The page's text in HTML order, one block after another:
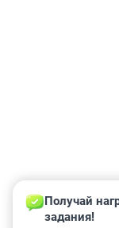
Получай
задания!